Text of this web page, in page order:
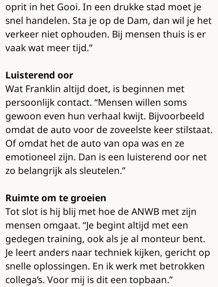
oprit in het Gooi. In een drukke stad moet je
snel handelen. Sta je op de Dam, dan wil je het
verkeer niet ophouden. Bij mensen thuis is er
vaak wat meer tijd.”
Luisterend oor
Wat Franklin altijd doet, is beginnen met
persoonlijk contact. “Mensen willen soms
gewoon even hun verhaal kwijt. Bijvoorbeeld
omdat de auto voor de zoveelste keer stilstaat.
Of omdat het de auto van opa was en ze
emotioneel zijn. Dan is een luisterend oor net
zo belangrijk als sleutelen.”
Ruimte om te groeien
Tot slot is hij blij met hoe de ANWB met zijn
mensen omgaat. “Je begint altijd met een
gedegen training, ook als je al monteur bent.
Je leert anders naar techniek kijken, gericht op
snelle oplossingen. En ik werk met betrokken
collega’s. Voor mij is dit een topbaan.”